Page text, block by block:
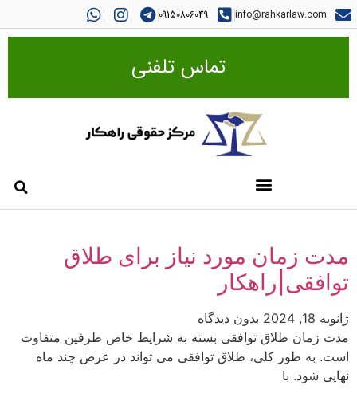
info@rahkarlaw.com
09150806049
تماس تلفنی
مدت زمان مورد نیاز برای طلاق
توافقی|راهکار
ژانویه 18, 2024
بدون دیدگاه
مدت زمان طلاق توافقی بسته به شرایط خاص طرفین متفاوت
است. به طور کلی، طلاق توافقی می تواند در عرض چند ماه
نهایی شود. با